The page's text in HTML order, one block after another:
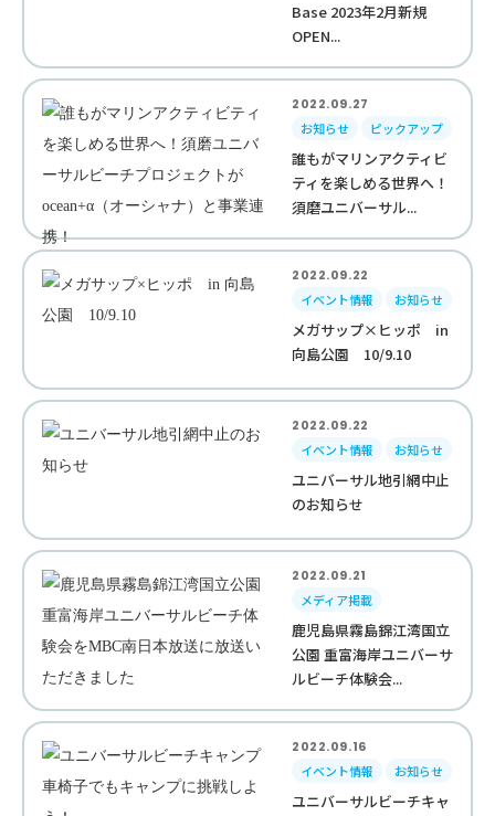
Base 2023年2月新規
OPEN...
2022.09.27
お知らせ
ピックアップ
誰もがマリンアクティビ
ティを楽しめる世界へ！
須磨ユニバーサル...
2022.09.22
イベント情報
お知らせ
メガサップ×ヒッポ in
向島公園 10/9.10
2022.09.22
イベント情報
お知らせ
ユニバーサル地引網中止
のお知らせ
2022.09.21
メディア掲載
鹿児島県霧島錦江湾国立
公園 重富海岸ユニバーサ
ルビーチ体験会...
2022.09.16
イベント情報
お知らせ
ユニバーサルビーチキャ